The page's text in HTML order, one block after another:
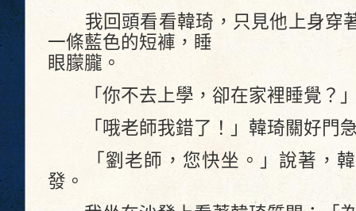
我回頭看看韓琦，只見他上身穿
一條藍色的短褲，睡
眼朦朧。
「你不去上學，卻在家裡睡覺？
「哦老師我錯了！」韓琦關好門
「劉老師，您快坐。」說著，韓
發。